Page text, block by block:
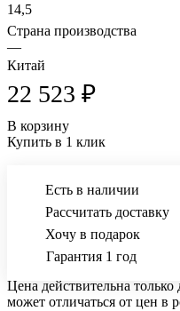
14,5
Страна производства
—
Китай
22 523 ₽
В корзину
Купить в 1 клик
Есть в наличии
Рассчитать доставку
Хочу в подарок
Гарантия 1 год
Цена действительна
может отличаться от цен в